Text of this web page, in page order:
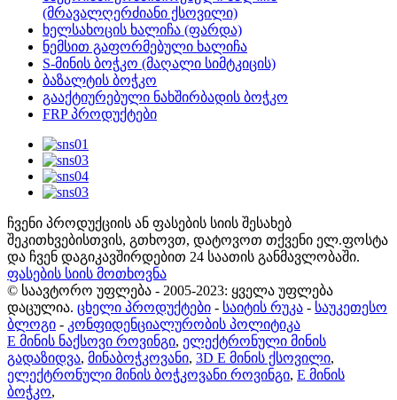
(მრავალღერძიანი ქსოვილი)
ხელსახოცის ხალიჩა (ფარდა)
ნემსით გაფორმებული ხალიჩა
S-მინის ბოჭკო (მაღალი სიმტკიცის)
ბაზალტის ბოჭკო
გააქტიურებული ნახშირბადის ბოჭკო
FRP პროდუქტები
ჩვენი პროდუქციის ან ფასების სიის შესახებ
შეკითხვებისთვის, გთხოვთ, დატოვოთ თქვენი ელ.ფოსტა
და ჩვენ დაგიკავშირდებით 24 საათის განმავლობაში.
ფასების სიის მოთხოვნა
© საავტორო უფლება - 2005-2023: ყველა უფლება
დაცულია. ცხელი პროდუქტები - საიტის რუკა - საუკეთესო
ბლოგი - კონფიდენციალურობის პოლიტიკა
E მინის ნაქსოვი როვინგი, ელექტრონული მინის
გადაზიდვა, მინაბოჭკოვანი, 3D E მინის ქსოვილი,
ელექტრონული მინის ბოჭკოვანი როვინგი, E მინის
ბოჭკო,